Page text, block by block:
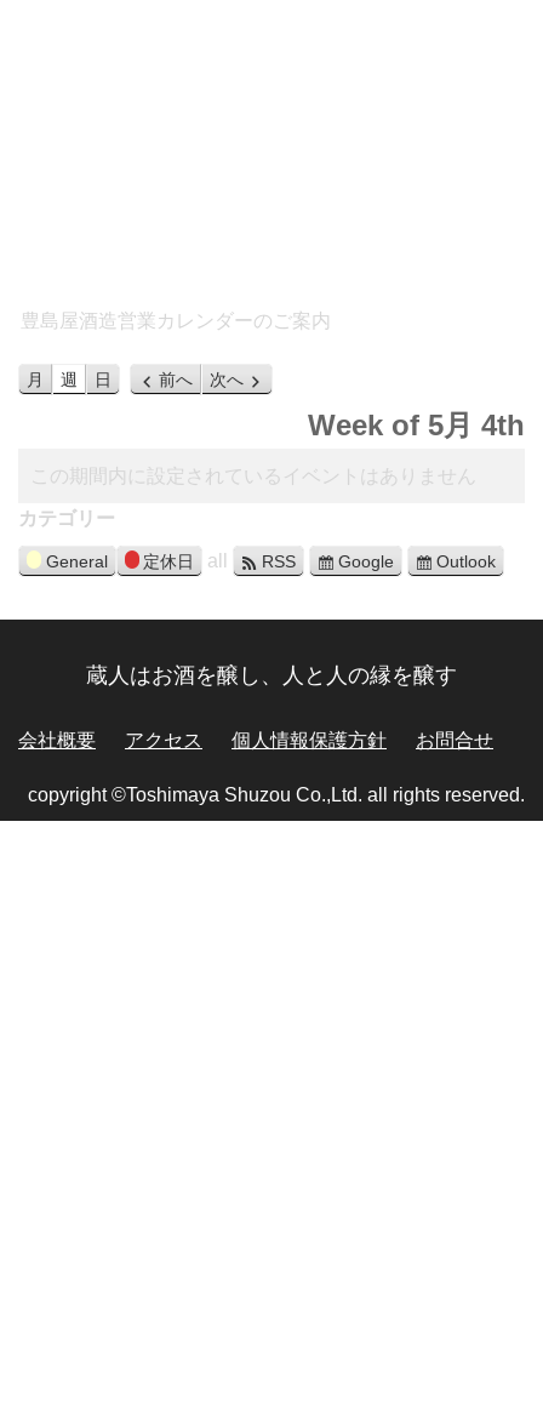
豊島屋酒造営業カレンダーのご案内
月 週 日 前へ 次へ
Week of 5月 4th
この期間内に設定されているイベントはありません
カテゴリー
General 定休日 all RSS Google Outlook
蔵人はお酒を醸し、人と人の縁を醸す
会社概要 アクセス 個人情報保護方針 お問合せ
copyright ©Toshimaya Shuzou Co.,Ltd. all rights reserved.